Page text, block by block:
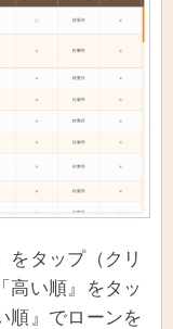
をタップ（クリ
高い順』をタッ
順』でローンを